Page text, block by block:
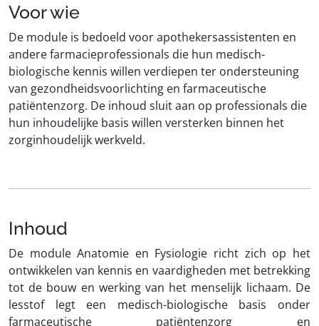
Voor wie
De module is bedoeld voor apothekersassistenten en
andere farmacieprofessionals die hun medisch-
biologische kennis willen verdiepen ter ondersteuning
van gezondheidsvoorlichting en farmaceutische
patiëntenzorg. De inhoud sluit aan op professionals die
hun inhoudelijke basis willen versterken binnen het
zorginhoudelijk werkveld.
Inhoud
De module Anatomie en Fysiologie richt zich op het
ontwikkelen van kennis en vaardigheden met betrekking
tot de bouw en werking van het menselijk lichaam. De
lesstof legt een medisch-biologische basis onder
farmaceutische patiëntenzorg en